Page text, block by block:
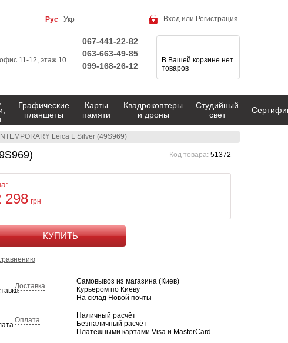
Leica L Silver (49S969)
Код товара: 51372
298 грн
КУПИТЬ
Доставка
Самовывоз из магазина (Киев)
Курьером по Киеву
На склад Новой почты
Оплата
Наличный расчёт
Безналичный расчёт
Платежными картами Visa и MasterCard
Рус Укр Вход или Регистрация
11-12, этаж 10
067-441-22-82
063-663-49-85
099-168-26-12
В Вашей корзине нет
товаров
Графические
планшеты
Карты
памяти
Квадрокоптеры
и дроны
Студийный
свет